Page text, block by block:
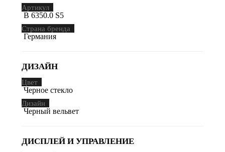
Артикул
B 6350.0 S5
Страна бренда
Германия
ДИЗАЙН
Цвет
Черное стекло
Дизайн
Черный вельвет
ДИСПЛЕЙ И УПРАВЛЕНИЕ